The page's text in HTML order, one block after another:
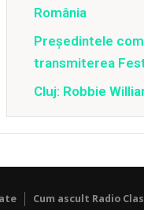
România
Preşedintele
transmiterea
Cluj: Robbie
Cum ascult Radio